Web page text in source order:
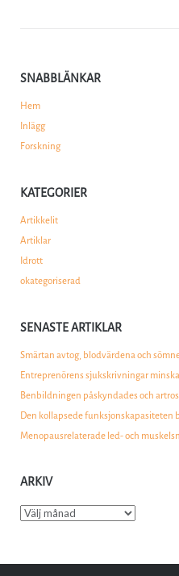
SNABBLÄNKAR
Hem
Inlägg
Forskning
KATEGORIER
Artikkelit
Artiklar
Idrott
okategoriserad
SENASTE ARTIKLAR
Smärtan avtog, blodvärdena och
Entreprenörens sjukskrivningar
Benbildningen påskyndades och
Den kollapsede funksjonskapasiteten
Menopausrelaterade led- och
ARKIV
Arkiv